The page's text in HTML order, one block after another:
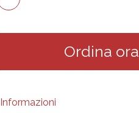
Ordina ora
Informazioni